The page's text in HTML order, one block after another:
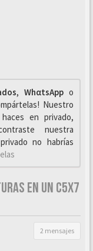
, WhαtsAppo
Nuestro
en privado,
nuestra
no habrías
EN UN C5X7
2 mensajes